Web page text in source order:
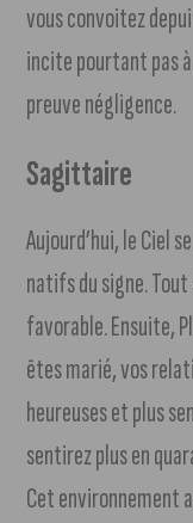
vous convoitez
incite pourtant pas
preuve négligence.
Sagittaire
Aujourd’hui, le Ciel
natifs du signe.
favorable. Ensuite,
êtes marié, vos
heureuses et plus
sentirez plus en
Cet environnement